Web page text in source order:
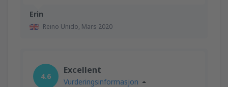
Erin
Reino Unido, Mars 2020
4.6
Excellent
Vurderingsinformasjon